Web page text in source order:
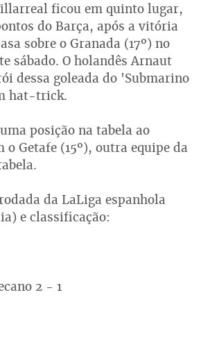
ficou em quinto lugar,
do Barça, após a vitória
sobre o Granada (17º) no
sábado. O holandês Arnaut
dessa goleada do 'Submarino
hat-trick.
posição na tabela ao
o Getafe (15º), outra equipe da
da LaLiga espanhola
e classificação:
2 - 1